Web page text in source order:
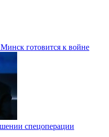
готовится к войне
спецоперации